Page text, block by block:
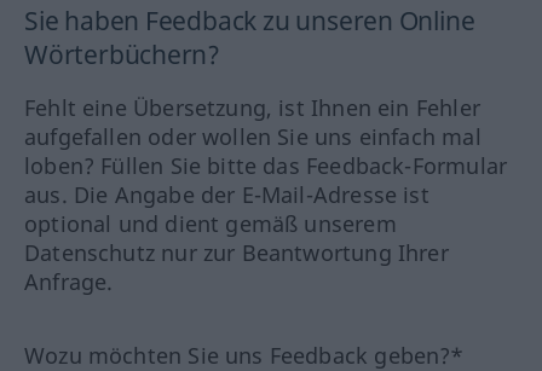
Sie haben Feedback zu unseren Online
Wörterbüchern?
Fehlt eine Übersetzung, ist Ihnen ein Fehler
aufgefallen oder wollen Sie uns einfach mal
loben? Füllen Sie bitte das Feedback-Formular
aus. Die Angabe der E-Mail-Adresse ist
optional und dient gemäß unserem
Datenschutz nur zur Beantwortung Ihrer
Anfrage.
Wozu möchten Sie uns Feedback geben?*